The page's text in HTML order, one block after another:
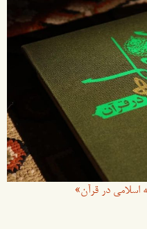
اسلامی در قرآن»